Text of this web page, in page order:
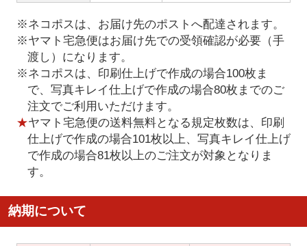
※ネコポスは、お届け先のポストへ配達されます。
※ヤマト宅急便はお届け先での受領確認が必要（手
渡し）になります。
※ネコポスは、印刷仕上げで作成の場合100枚ま
で、写真キレイ仕上げで作成の場合80枚までのご
注文でご利用いただけます。
★ヤマト宅急便の送料無料となる規定枚数は、印刷
仕上げで作成の場合101枚以上、写真キレイ仕上げ
で作成の場合81枚以上のご注文が対象となりま
す。
納期について